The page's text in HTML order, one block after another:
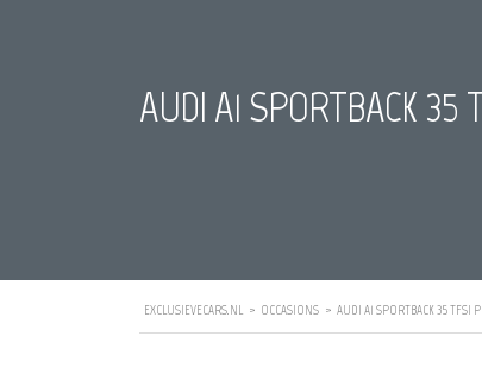
AUDI A1 SPORTBACK 35
EXCLUSIEVECARS.NL > OCCASIONS > AUDI A1 SPORTBACK 35 TFSI